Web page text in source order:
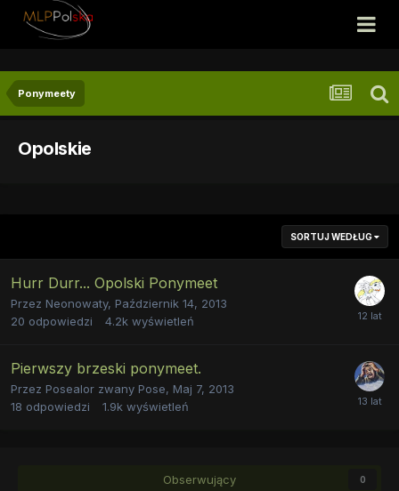
Ponymeety
Opolskie
SORTUJ WEDŁUG
Hurr Durr... Opolski Ponymeet
Przez Neonowaty, Październik 14, 2013
20 odpowiedzi 4.2k wyświetleń
Pierwszy brzeski ponymeet.
Przez Posealor zwany Pose, Maj 7, 2013
18 odpowiedzi 1.9k wyświetleń
Obserwujący 0